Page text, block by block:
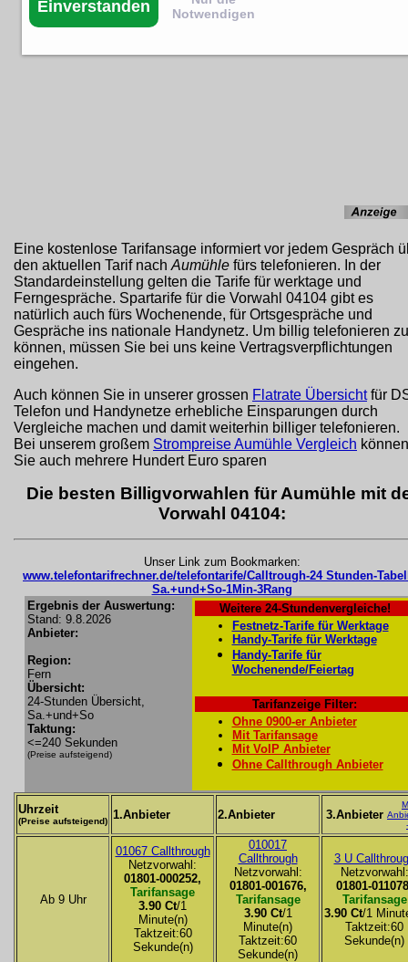
Eine kostenlose Tarifansage informiert vor jedem Gespräch
den aktuellen Tarif nach Aumühle fürs telefonieren. In der
Standardeinstellung gelten die Tarife für werktage und
Ferngespräche. Spartarife für die Vorwahl 04104 gibt es
natürlich auch fürs Wochenende, für Ortsgespräche und
Gespräche ins nationale Handynetz. Um billig telefonieren zu
können, müssen Sie bei uns keine Vertragsverpflichtungen
eingehen.
Auch können Sie in unserer grossen Flatrate Übersichtfür
Telefon und Handynetze erhebliche Einsparungen durch
Vergleiche machen und damit weiterhin billiger telefonieren.
Bei unserem großem Strompreise Aumühle Vergleich können
Sie auch mehrere Hundert Euro sparen
Die besten Billigvorwahlen für Aumühle mit
Vorwahl 04104:
Unser Link zum Bookmarken:
www.telefontarifrechner.de/telefontarife/Calltrough-24 Stunden-
Sa.+und+So-1Min-3Rang
Ergebnis der Auswertung:
Stand: 9.8.2026
Anbieter:
Region:
Fern
Übersicht:
24-Stunden Übersicht,
Sa.+und+So
Taktung:
<=240 Sekunden
(Preise aufsteigend)
Weitere 24-Stundenvergleiche!
Festnetz-Tarife für Werktage
Handy-Tarife für Werktage
Handy-Tarife für
Wochenende/Feiertag
Tarifanzeige Filter:
Ohne 0900-er Anbieter
Mit Tarifansage
Mit VoIP Anbieter
Ohne Callthrough Anbieter
Uhrzeit
(Preise aufsteigend) 1.Anbieter 2.Anbieter 3.Anbieter
Ab 9 Uhr
01067 Callthrough
Netzvorwahl:
01801-000252,
Tarifansage
3.90 Ct/1
Minute(n)
Taktzeit:60
Sekunde(n)
010017
Callthrough
Netzvorwahl:
01801-001676,
Tarifansage
3.90 Ct/1
Minute(n)
Taktzeit:60
Sekunde(n)
3 U
Netzvorwahl:
01801-
Tarifansage
3.90 Ct/1
Taktzeit:60
Sekunde(n)
Einverstanden
Notwendigen